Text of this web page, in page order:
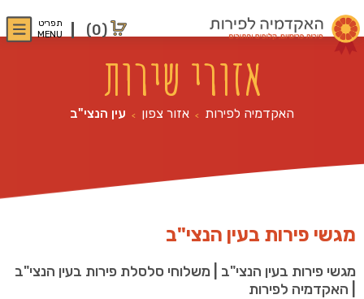
(0)
תפריט
MENU
אזורי שירות
האקדמיה לפירות > אזור צפון > עין הנצי"ב
מגשי פירות בעין הנצי"ב
מגשי פירות בעין הנצי"ב | משלוחי סלסלת פירות בעין הנצי"ב
| האקדמיה לפירות